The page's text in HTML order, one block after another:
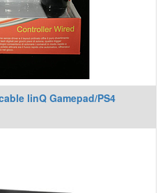
linQ Gamepad/PS4